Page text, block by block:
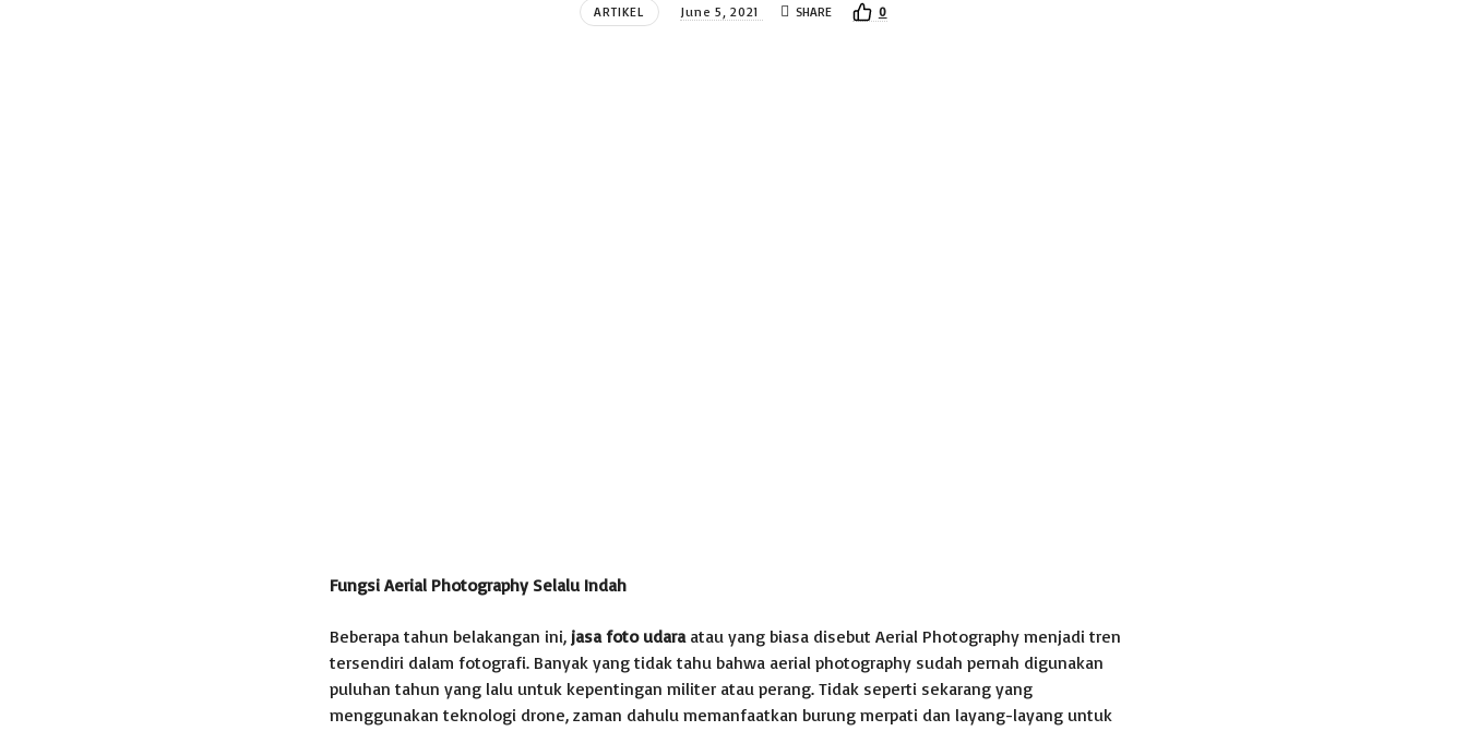
ARTIKEL June 5, 2021 SHARE 0
Fungsi Aerial Photography Selalu Indah
Beberapa tahun belakangan ini, jasa foto udara atau yang biasa disebut Aerial Photography menjadi tren
tersendiri dalam fotografi. Banyak yang tidak tahu bahwa aerial photography sudah pernah digunakan
puluhan tahun yang lalu untuk kepentingan militer atau perang. Tidak seperti sekarang yang
menggunakan teknologi drone, zaman dahulu memanfaatkan burung merpati dan layang-layang untuk